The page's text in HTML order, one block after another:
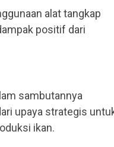
alat tangkap
positif dari
sambutannya
upaya strategis
ikan.